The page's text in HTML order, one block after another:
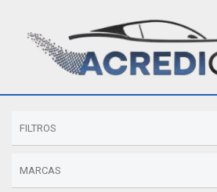
FILTROS
MARCAS